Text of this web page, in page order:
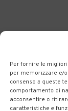
Per fornire le
per memorizzare e/
consenso a queste
comportamento di
acconsentire o
caratteristiche e
BERGAMO
dedite al